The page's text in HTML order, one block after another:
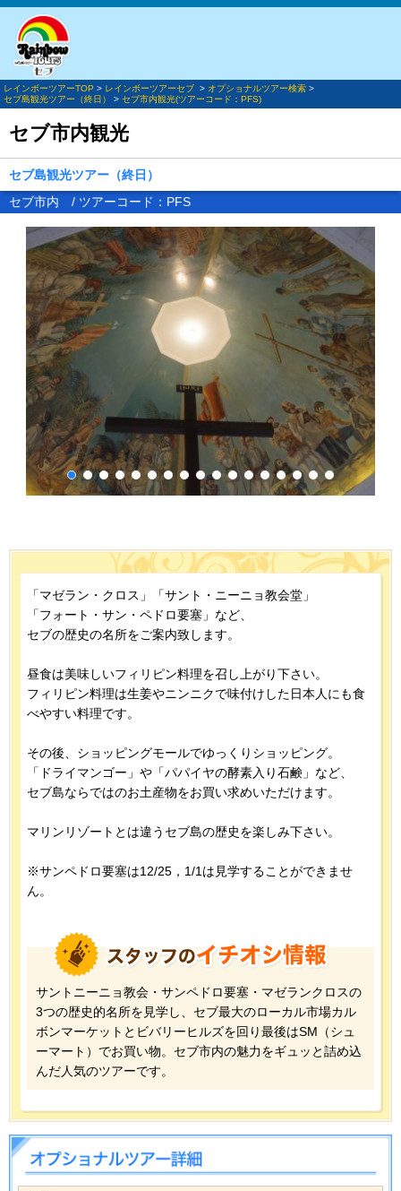
レインボーツアーTOP > レインボーツアーセブ > オプショナルツアー検索 >
セブ島観光ツアー（終日）
> セブ市内観光(ツアーコード：PFS)
セブ市内観光
セブ島観光ツアー（終日）
セブ市内 / ツアーコード：PFS
「マゼラン・クロス」「サント・ニーニョ教会堂」
「フォート・サン・ペドロ要塞」など、
セブの歴史の名所をご案内致します。
昼食は美味しいフィリピン料理を召し上がり下さい。
フィリピン料理は生姜やニンニクで味付けした日本人にも食
べやすい料理です。
その後、ショッピングモールでゆっくりショッピング。
「ドライマンゴー」や「パパイヤの酵素入り石鹸」など、
セブ島ならではのお土産物をお買い求めいただけます。
マリンリゾートとは違うセブ島の歴史を楽しみ下さい。
※サンペドロ要塞は12/25，1/1は見学することができませ
ん。
サントニーニョ教会・サンペドロ要塞・マゼランクロスの
3つの歴史的名所を見学し、セブ最大のローカル市場カル
ボンマーケットとビバリーヒルズを回り最後はSM（シュ
ーマート）でお買い物。セブ市内の魅力をギュッと詰め込
んだ人気のツアーです。